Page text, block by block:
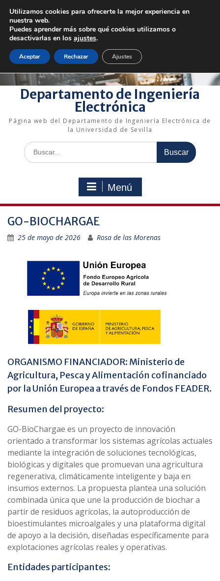
contenido
+34 954 48 73 72 electronica@us.es
Bienvenido a nuestro departamento!
Enlaces rápidos
Departamento de Ingeniería
Electrónica
Página web del Departamento de Ingeniería Electrónica de
la Universidad de Sevilla
Buscar:
Menú
GO-BIOCHARGAE
25 de mayo de 2026 Rosa de las Morenas
ORGANISMO FINANCIADOR: Ministerio de
Agricultura, Pesca y Alimentación cofinanciado
por la Unión Europea a través de Fondos FEADER.
Resumen del proyecto:
GO-BioChargae es un proyecto de innovación
orientado a transformar los sistemas agrícolas actuales
mediante la integración de soluciones tecnológicas,
biológicas y digitales que promuevan una agricultura
regenerativa, climáticamente inteligente y baja en
insumos externos. La propuesta plantea una solución
combinada única que une la producción de biochar a
partir de residuos agrícolas, la autoproducción de
bioestimulantes microalgales y una plataforma digital
de apoyo a la decisión, diseñadas específicamente para
explotaciones agrícolas reales y operativas.
Entidades participantes:
Utilizamos cookies para ofrecerte la mejor experiencia en
nuestra web.
Puedes aprender más sobre qué cookies utilizamos o
desactivarlas en los ajustes.
Aceptar Rechazar Ajustes